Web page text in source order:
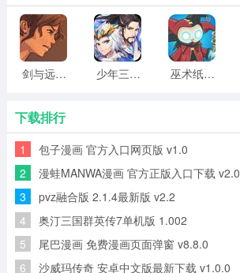
剑与远行人全角色版 vv1.14 少年三国志2无限元宝版最新版 vv5.3.9 巫术纸牌游戏 vv1.1.14
下载排行
1 包子漫画 官方入口网页版 v1.0
2 漫蛙MANWA漫画 官方正版入口下载 v2.0
3 pvz融合版 2.1.4最新版 v2.2
4 奥汀三国群英传7单机版 1.002
5 尾巴漫画 免费漫画页面弹窗 v8.8.0
6 沙威玛传奇 安卓中文版最新下载 v1.0.0